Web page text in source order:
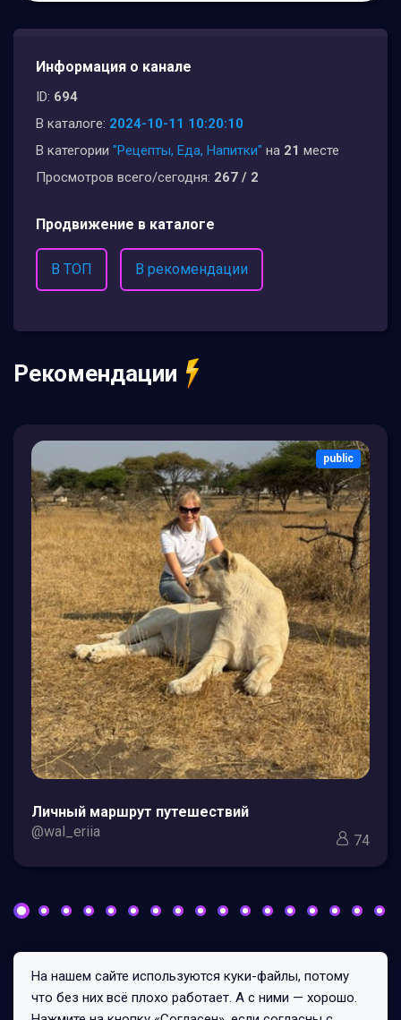
Информация о канале
ID: 694
В каталоге: 2024-10-11 10:20:10
В категории "Рецепты, Еда, Напитки" на 21 месте
Просмотров всего/сегодня: 267 / 2
Продвижение в каталоге
В ТОП В рекомендации
Рекомендации
public
Личный маршрут путешествий
@wal_eriia
74
Все права защищены © 2026
На нашем сайте используются куки-файлы, потому
что без них всё плохо работает. А с ними — хорошо.